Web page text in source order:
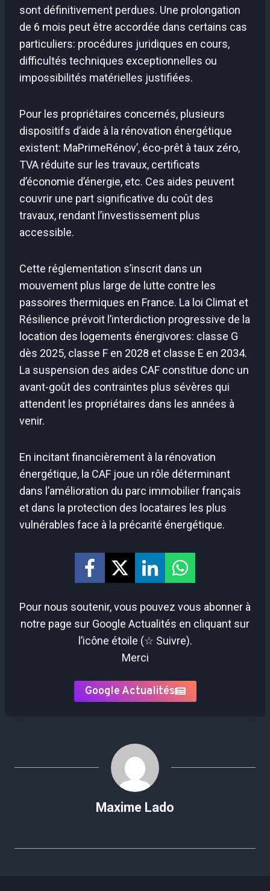
sont définitivement perdues. Une prolongation
de 6 mois peut être accordée dans certains cas
particuliers: procédures juridiques en cours,
difficultés techniques exceptionnelles ou
impossibilités matérielles justifiées.
Pour les propriétaires concernés, plusieurs
dispositifs d’aide à la rénovation énergétique
existent: MaPrimeRénov’, éco-prêt à taux zéro,
TVA réduite sur les travaux, certificats
d’économie d’énergie, etc. Ces aides peuvent
couvrir une part significative du coût des
travaux, rendant l’investissement plus
accessible.
Cette réglementation s’inscrit dans un
mouvement plus large de lutte contre les
passoires thermiques en France. La loi Climat et
Résilience prévoit l’interdiction progressive de la
location des logements énergivores: classe G
dès 2025, classe F en 2028 et classe E en 2034.
La suspension des aides CAF constitue donc un
avant-goût des contraintes plus sévères qui
attendent les propriétaires dans les années à
venir.
En incitant financièrement à la rénovation
énergétique, la CAF joue un rôle déterminant
dans l’amélioration du parc immobilier français
et dans la protection des locataires les plus
vulnérables face à la précarité énergétique.
Pour nous soutenir, vous pouvez vous abonner à
notre page sur Google Actualités en cliquant sur
l’icône étoile (☆ Suivre).
Merci
Google Actualités
Maxime Lado